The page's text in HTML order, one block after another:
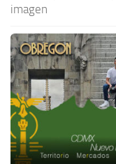
imagen